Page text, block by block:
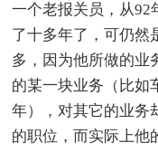
一个老报关员，从92
了十多年了，可仍然
多，因为他所做的业
的某一块业务（比如
年），对其它的业务
的职位，而实际上他